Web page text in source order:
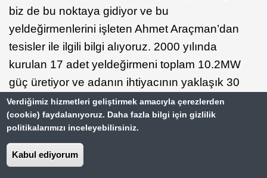
biz de bu noktaya gidiyor ve bu
yeldeğirmenlerini işleten Ahmet Araçman’dan
tesisler ile ilgili bilgi alıyoruz. 2000 yılında
kurulan 17 adet yeldeğirmeni toplam 10.2MW
güç üretiyor ve adanın ihtiyacının yaklaşık 30
katını karşılayıp, kalan miktarını ise anakaraya
veriyor. Bu yeldeğirmenlerinin muhteşem ve
etkileyici görüntülerinin yanında bir ilginçliği de
her birinin bir kadın ismine sahip olması.
Verdiğimiz hizmetleri geliştirmek amacıyla çerezlerden
(cookie) faydalanıyoruz. Daha fazla bilgi için gizlilik
politikalarımızı inceleyebilirsiniz.
Kabul ediyorum